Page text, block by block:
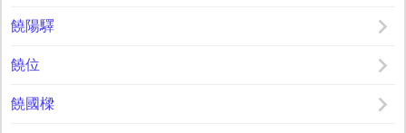
饒陽驛
饒位
饒國樑